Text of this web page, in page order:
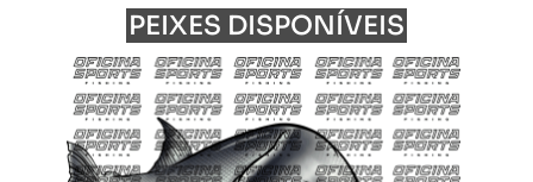
PEIXES DISPONÍVEIS